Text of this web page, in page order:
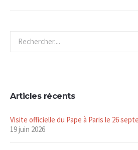
Articles récents
Visite officielle du Pape à Paris le 26
19 juin 2026